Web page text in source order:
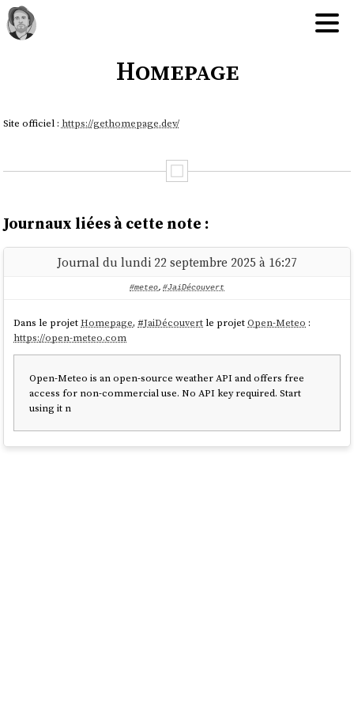
Homepage
Site officiel : https://gethomepage.dev/
Journaux liées à cette note :
Journal du lundi 22 septembre 2025 à 16:27
#meteo, #JaiDécouvert
Dans le projetHomepage, #JaiDécouvertle projetOpen-Meteo :
https://open-meteo.com
Open-Meteo is an open-source weather API and offers free
access for non-commercial use. No API key required. Start
using it n